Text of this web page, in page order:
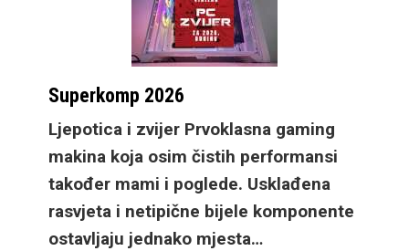
optimizacijom. Galaxy
Watch Ultra2 osim
velike baterije sada
novi dizajn omogućuje
i daleko veću 100m
vodootpornost pa je
spreman za ronjenje,
asistirajući u učenju
Superkomp 2026
Ljepotica i zvijer Prvoklasna gaming
makina koja osim čistih performansi
također mami i poglede. Usklađena
rasvjeta i netipične bijele komponente
ostavljaju jednako mjesta…